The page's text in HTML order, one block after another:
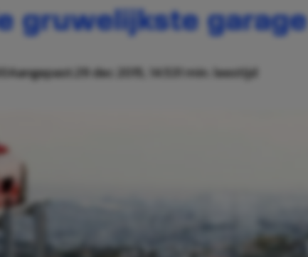
gruwelijkste
Aangepast: 29 dec 2015, 14:531 min. leestijd